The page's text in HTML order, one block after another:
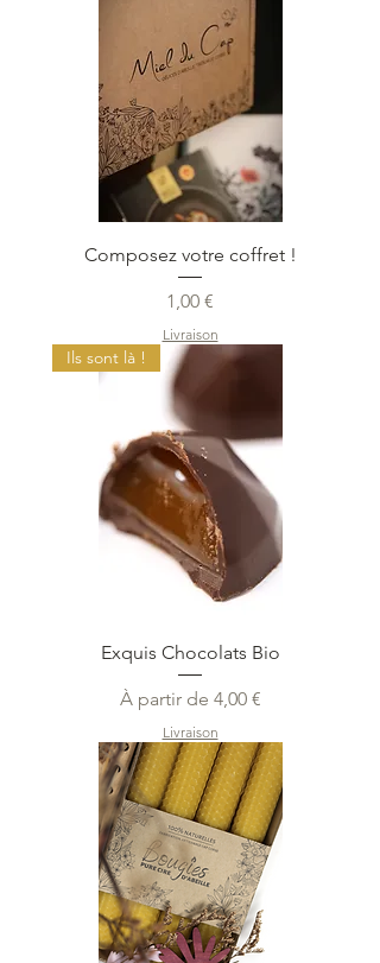
Composez votre coffret !
Prix
1,00 €
Livraison
Ils sont là !
Exquis Chocolats Bio
À partir de 4,00 €
Prix promotionnel
Livraison